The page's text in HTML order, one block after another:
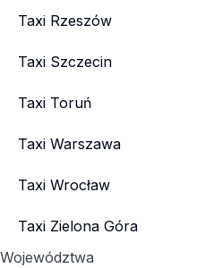
Taxi Rzeszów
Taxi Szczecin
Taxi Toruń
Taxi Warszawa
Taxi Wrocław
Taxi Zielona Góra
Województwa